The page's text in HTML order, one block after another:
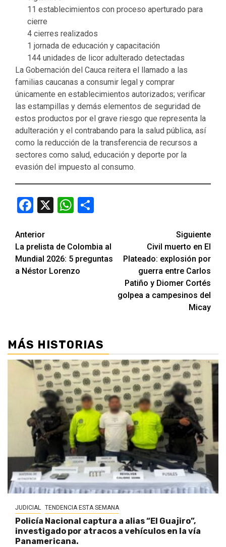
11 establecimientos con proceso aperturado para
cierre
4 cierres realizados
1 jornada de educación y capacitación
144 unidades de licor adulterado detectadas
La Gobernación del Cauca reitera el llamado a las
familias caucanas a consumir legal y comprar
únicamente en establecimientos autorizados; verificar
las estampillas y demás elementos de seguridad de
estos productos por el grave riesgo que representa la
adulteración y el contrabando para la salud pública, así
como la reducción de la transferencia de recursos a
sectores como salud, educación y deporte por la
evasión del impuesto al consumo.
Facebook
X WhatsApp
Seguir
leyendo
Anterior
La prelista de Colombia al
Mundial 2026: 5 preguntas
a Néstor Lorenzo
Siguiente
Civil muerto en El
Plateado: explosión por
guerra entre Carlos
Patiño y Diomer Cortés
golpea a campesinos del
Micay
MÁS HISTORIAS
JUDICIAL TENDENCIA ESTA SEMANA
Policía Nacional captura a alias “El Guajiro”,
investigado por atracos a vehículos en la vía
Panamericana.